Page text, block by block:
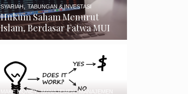
Hukum Saham Menurut
Islam, Berdasar Fatwa MUI
SYARIAH,TABUNGAN & INVESTASI
MAKE MONEY,MANAJEMEN,MANAJEMEN